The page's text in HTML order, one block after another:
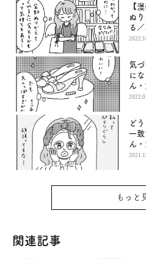
【
ぬ
る
気
に
ん
ど
一
ん
もっと
関連記事